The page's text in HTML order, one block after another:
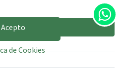
Acepto
de Cookies